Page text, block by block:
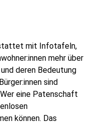
mit Infotafeln,
mehr über
deren Bedeutung
sind
eine Patenschaft
können. Das